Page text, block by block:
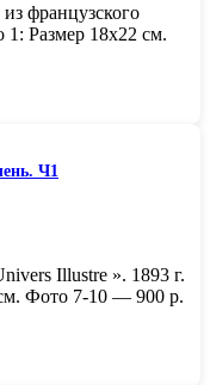
французского
1: Размер 18х22 см.
Ч1
Illustre ». 1893 г.
Фото 7-10 — 900 р.